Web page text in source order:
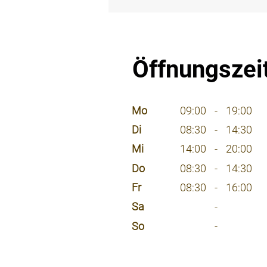
Mo
09:00 - 19:00
Di
08:30 - 14:30
Mi
14:00 - 20:00
Do
08:30 - 14:30
Fr
08:30 - 16:00
Sa
-
So
-